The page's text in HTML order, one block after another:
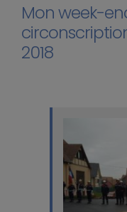
Mon week-
2018